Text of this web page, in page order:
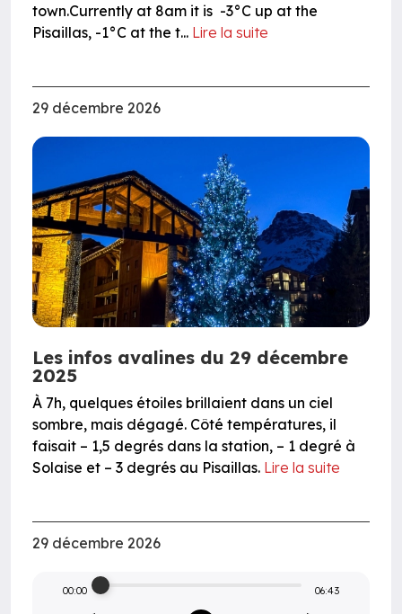
town.Currently at 8am it is -3°C up at the
Pisaillas, -1°C at the t... Lire la suite
29 décembre 2026
Les infos avalines du 29 décembre
2025
À 7h, quelques étoiles brillaient dans un ciel
sombre, mais dégagé. Côté températures, il
faisait – 1,5 degrés dans la station, – 1 degré à
Solaise et – 3 degrés au Pisaillas. Lire la suite
29 décembre 2026
00:00 06:43